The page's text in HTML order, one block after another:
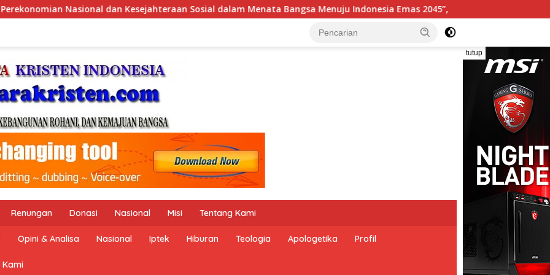
dalam Menata Bangsa Menuju Indonesia Emas 2045”, Pemerintah Indonesia dan Perserikatan Bangsa-
tutup
Renungan Donasi Nasional Misi Tentang Kami
Opini & Analisa Nasional Iptek Hiburan Teologia Apologetika Profil
Kami